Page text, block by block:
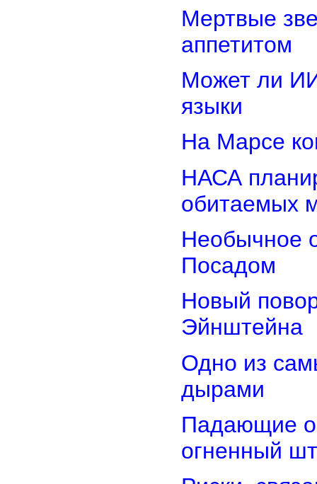
Мертвые
аппетитом
Может ли
языки
На Марсе
НАСА
обитаемых
Необычное
Посадом
Новый
Эйнштейна
Одно из
дырами
Падающие
огненный